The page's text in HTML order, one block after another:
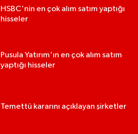
HSBC'nin en çok alım satım yaptığı
hisseler
Pusula Yatırım'ın en çok alım satım
yaptığı hisseler
Temettü kararını açıklayan şirketler